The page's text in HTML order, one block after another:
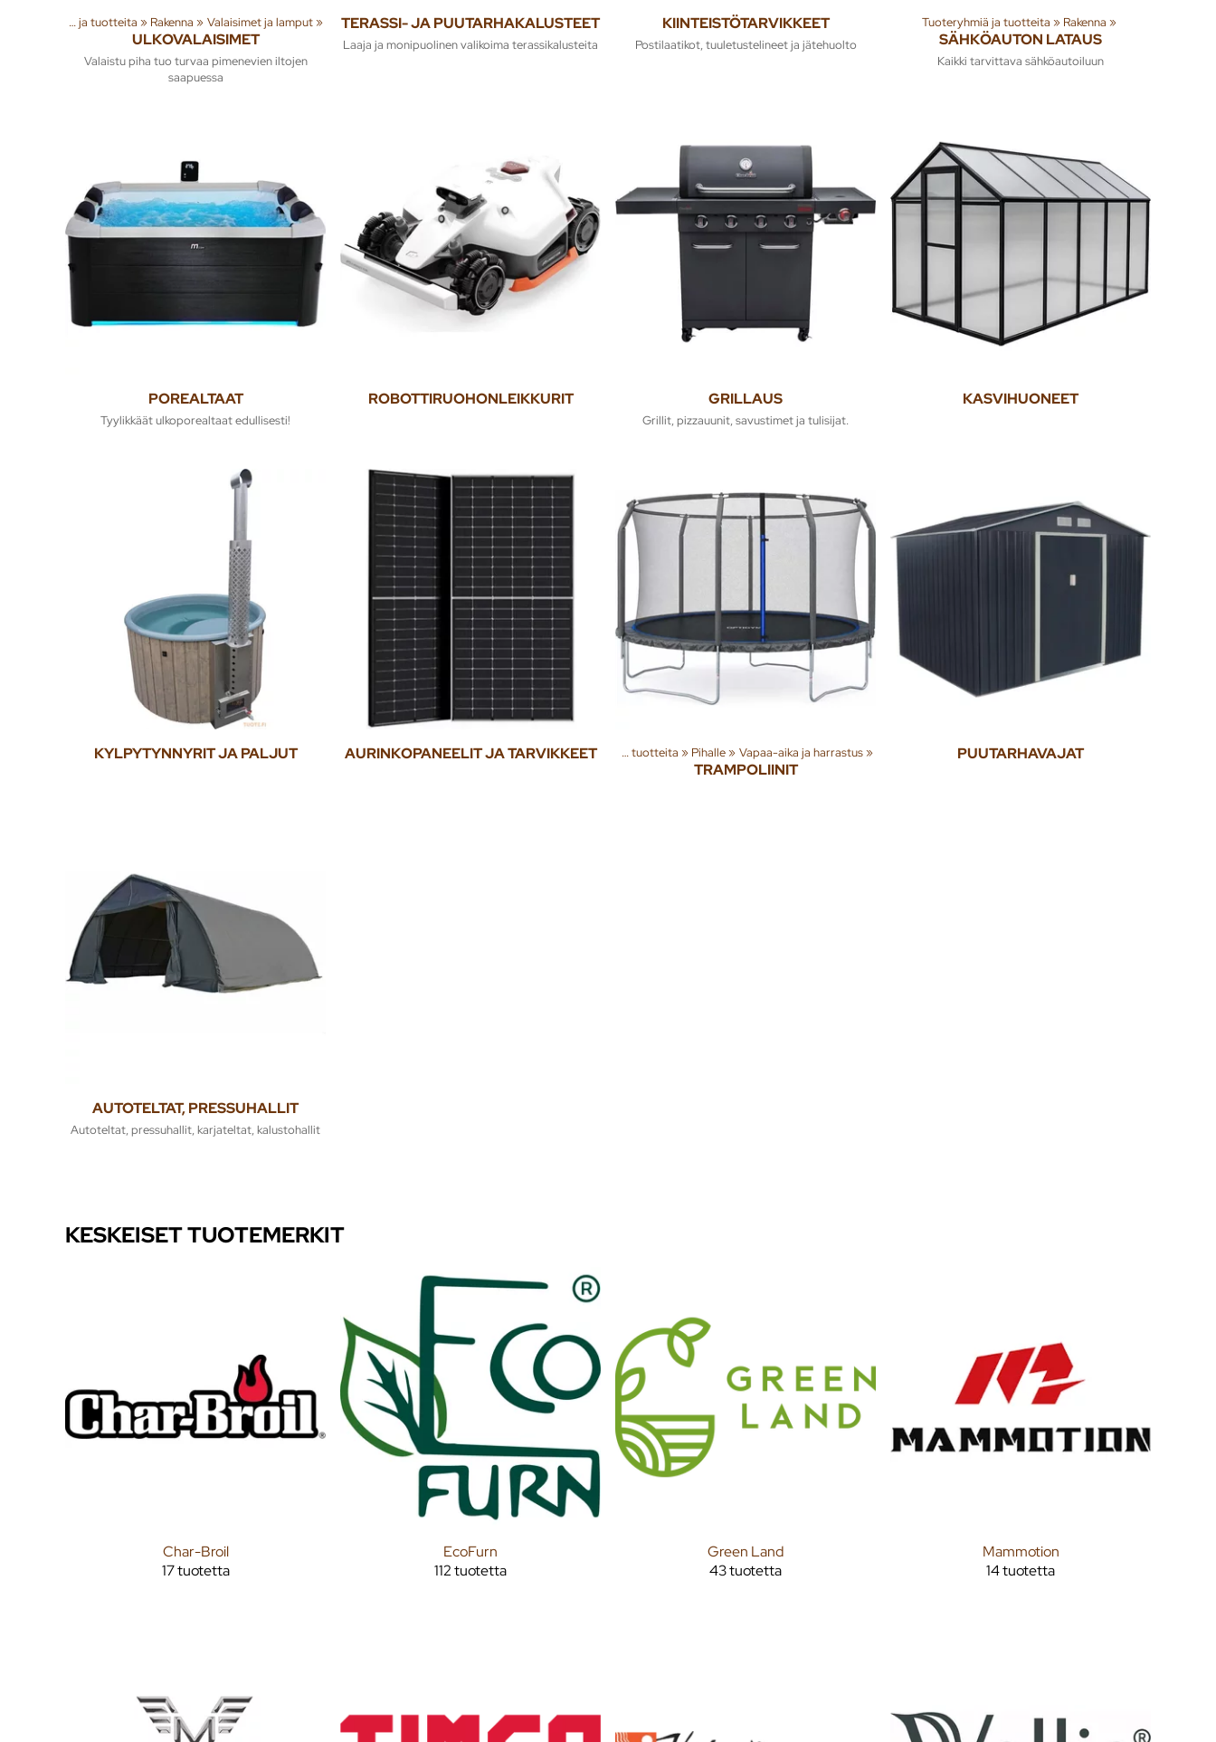
Tuoteryhmiä ja tuotteita ‪» Rakenna ‪» Valaisimet ja lamput‪»
ULKOVALAISIMET
Valaistu piha tuo turvaa pimenevien iltojen
saapuessa
TERASSI- JA PUUTARHAKALUSTEET
Laaja ja monipuolinen valikoima terassikalusteita
KIINTEISTÖTARVIKKEET
Postilaatikot, tuuletustelineet ja jätehuolto
Tuoteryhmiä ja tuotteita ‪» Rakenna ‪»
SÄHKÖAUTON LATAUS
Kaikki tarvittava sähköautoiluun
POREALTAAT
Tyylikkäät ulkoporealtaat edullisesti!
ROBOTTIRUOHONLEIKKURIT GRILLAUS
Grillit, pizzauunit, savustimet ja tulisijat.
KASVIHUONEET
KYLPYTYNNYRIT JA PALJUT AURINKOPANEELIT JA TARVIKKEET Tuoteryhmiä ja tuotteita ‪» Pihalle‪» Vapaa-aika ja harrastus‪»
TRAMPOLIINIT
PUUTARHAVAJAT
AUTOTELTAT, PRESSUHALLIT
Autoteltat, pressuhallit, karjateltat, kalustohallit
KESKEISET TUOTEMERKIT
Char-Broil
17 tuotetta
EcoFurn
112 tuotetta
Green Land
43 tuotetta
Mammotion
14 tuotetta